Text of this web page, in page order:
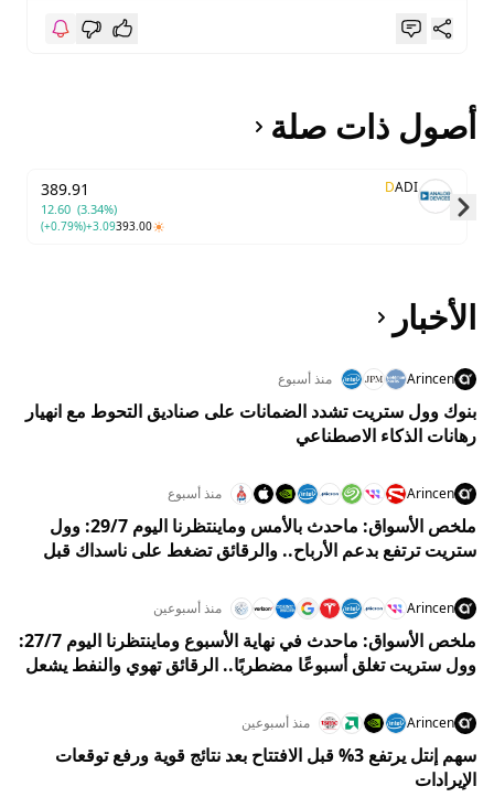
تكنولوجيا المعلومات والشبكات...
أصول ذات صلة
ADI
D
389.91
12.60 (3.34%)
393.00
+3.09
(+0.79%)
الأخبار
Arincen منذ أسبوع
بنوك وول ستريت تشدد الضمانات على صناديق التحوط مع انهيار
رهانات الذكاء الاصطناعي
Arincen منذ أسبوع
ملخص الأسواق: ماحدث بالأمس وماينتظرنا اليوم 29/7: وول
ستريت ترتفع بدعم الأرباح.. والرقائق تضغط على ناسداك قبل
Arincen منذ أسبوعين
ملخص الأسواق: ماحدث في نهاية الأسبوع وماينتظرنا اليوم 27/7:
وول ستريت تغلق أسبوعًا مضطربًا.. الرقائق تهوي والنفط يشعل
Arincen منذ أسبوعين
سهم إنتل يرتفع 3% قبل الافتتاح بعد نتائج قوية ورفع توقعات
الإيرادات